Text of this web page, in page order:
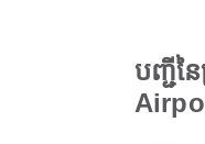
បញ្ជីន